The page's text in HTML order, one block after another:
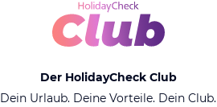
Der HolidayCheck Club
Dein Urlaub. Deine Vorteile. Dein Club.